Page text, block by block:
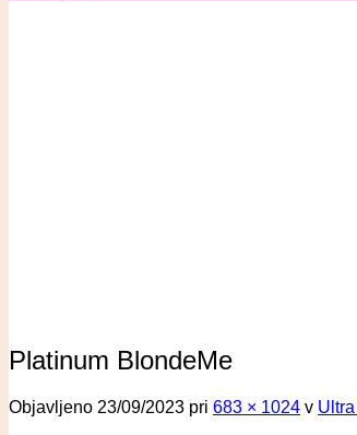
Platinum BlondeMe
Objavljeno 23/09/2023 pri 683 × 1024 v